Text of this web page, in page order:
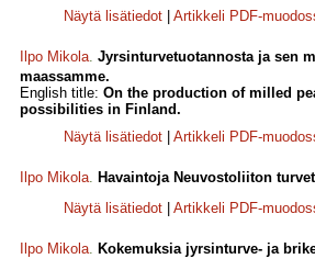
Näytä lisätiedot
Artikkeli PDF-
Ilpo Mikola. Jyrsinturvetuotannosta ja sen
maassamme.
English title: On the production of milled
possibilities in Finland.
Näytä lisätiedot
Artikkeli PDF-
Ilpo Mikola. Havaintoja Neuvostoliiton
Näytä lisätiedot
Artikkeli PDF-
Ilpo Mikola. Kokemuksia jyrsinturve- ja